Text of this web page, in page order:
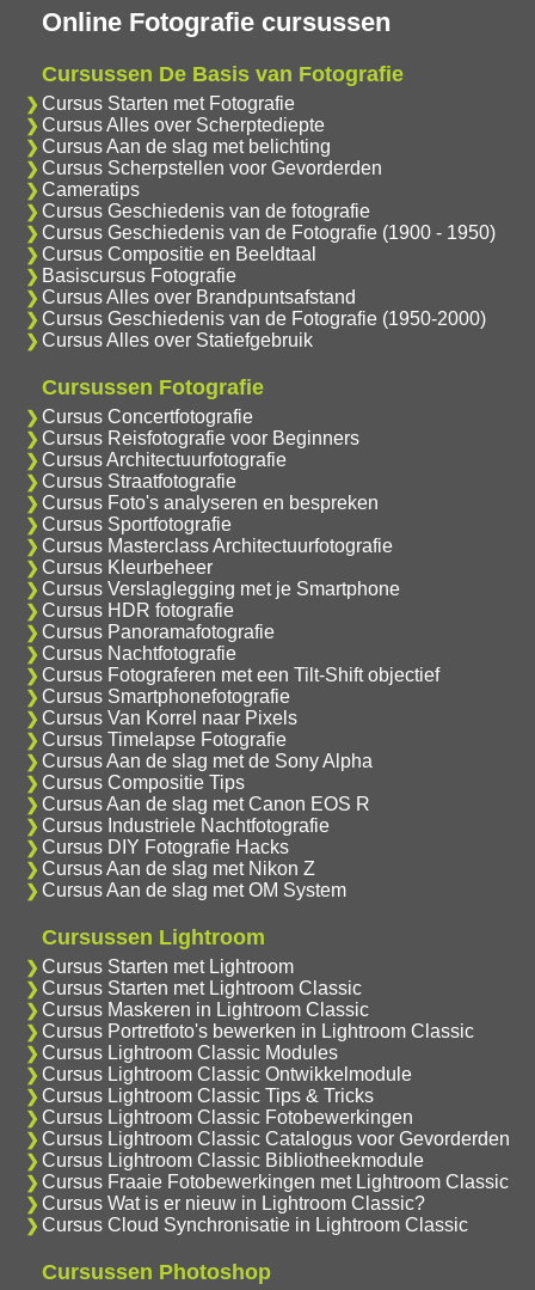
Online Fotografie cursussen
Cursussen De Basis van Fotografie
Cursus Starten met Fotografie
Cursus Alles over Scherptediepte
Cursus Aan de slag met belichting
Cursus Scherpstellen voor Gevorderden
Cameratips
Cursus Geschiedenis van de fotografie
Cursus Geschiedenis van de Fotografie (1900 - 1950)
Cursus Compositie en Beeldtaal
Basiscursus Fotografie
Cursus Alles over Brandpuntsafstand
Cursus Geschiedenis van de Fotografie (1950-2000)
Cursus Alles over Statiefgebruik
Cursussen Fotografie
Cursus Concertfotografie
Cursus Reisfotografie voor Beginners
Cursus Architectuurfotografie
Cursus Straatfotografie
Cursus Foto's analyseren en bespreken
Cursus Sportfotografie
Cursus Masterclass Architectuurfotografie
Cursus Kleurbeheer
Cursus Verslaglegging met je Smartphone
Cursus HDR fotografie
Cursus Panoramafotografie
Cursus Nachtfotografie
Cursus Fotograferen met een Tilt-Shift objectief
Cursus Smartphonefotografie
Cursus Van Korrel naar Pixels
Cursus Timelapse Fotografie
Cursus Aan de slag met de Sony Alpha
Cursus Compositie Tips
Cursus Aan de slag met Canon EOS R
Cursus Industriele Nachtfotografie
Cursus DIY Fotografie Hacks
Cursus Aan de slag met Nikon Z
Cursus Aan de slag met OM System
Cursussen Lightroom
Cursus Starten met Lightroom
Cursus Starten met Lightroom Classic
Cursus Maskeren in Lightroom Classic
Cursus Portretfoto's bewerken in Lightroom Classic
Cursus Lightroom Classic Modules
Cursus Lightroom Classic Ontwikkelmodule
Cursus Lightroom Classic Tips & Tricks
Cursus Lightroom Classic Fotobewerkingen
Cursus Lightroom Classic Catalogus voor Gevorderden
Cursus Lightroom Classic Bibliotheekmodule
Cursus Fraaie Fotobewerkingen met Lightroom Classic
Cursus Wat is er nieuw in Lightroom Classic?
Cursus Cloud Synchronisatie in Lightroom Classic
Cursussen Photoshop